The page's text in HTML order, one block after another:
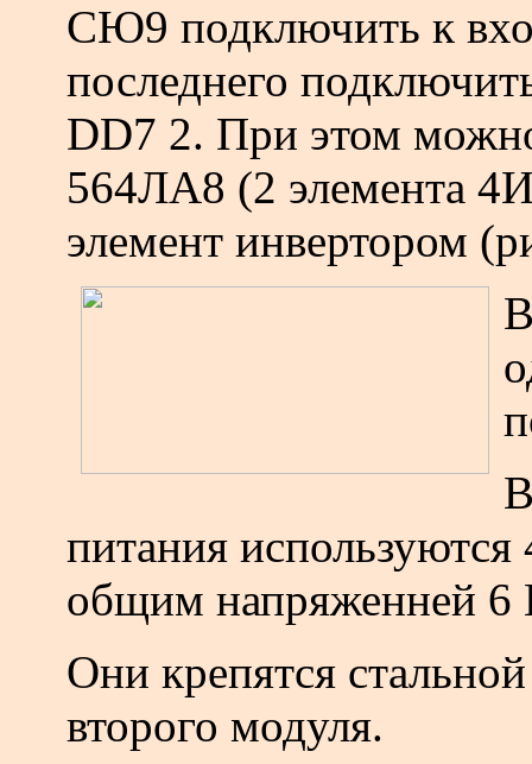
СЮ9 подключить к
последнего
DD7 2. При этом
564ЛА8 (2 элемента
элемент инвертором
питания используются
общим напряженней 6
Они крепятся
второго модуля.